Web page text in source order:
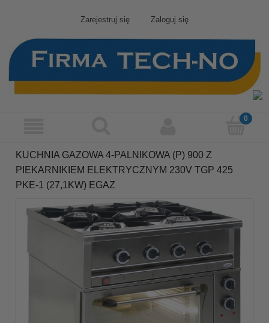
Zarejestruj się Zaloguj się
KUCHNIA GAZOWA 4-PALNIKOWA (P) 900 Z
PIEKARNIKIEM ELEKTRYCZNYM 230V TGP 425
PKE-1 (27,1KW) EGAZ